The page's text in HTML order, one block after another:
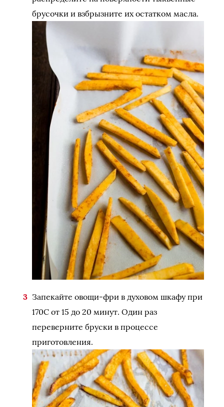
брусочки и взбрызните их остатком масла.
Запекайте овощи-фри в духовом шкафу при
170С от 15 до 20 минут. Один раз
переверните бруски в процессе
приготовления.